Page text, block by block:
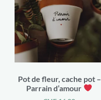
Pot de fleur, cache pot –
Parrain d’amour